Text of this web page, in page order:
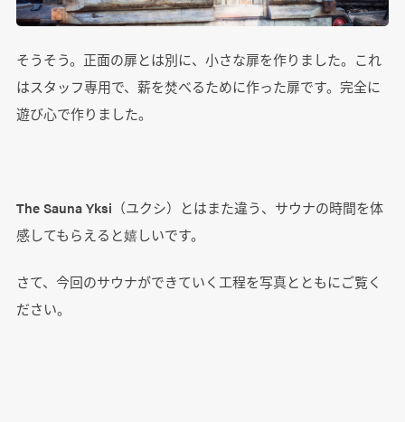
そうそう。正面の扉とは別に、小さな扉を作りました。これ
はスタッフ専用で、薪を焚べるために作った扉です。完全に
遊び心で作りました。
The Sauna Yksi（ユクシ）とはまた違う、サウナの時間を体
感してもらえると嬉しいです。
さて、今回のサウナができていく工程を写真とともにご覧く
ださい。